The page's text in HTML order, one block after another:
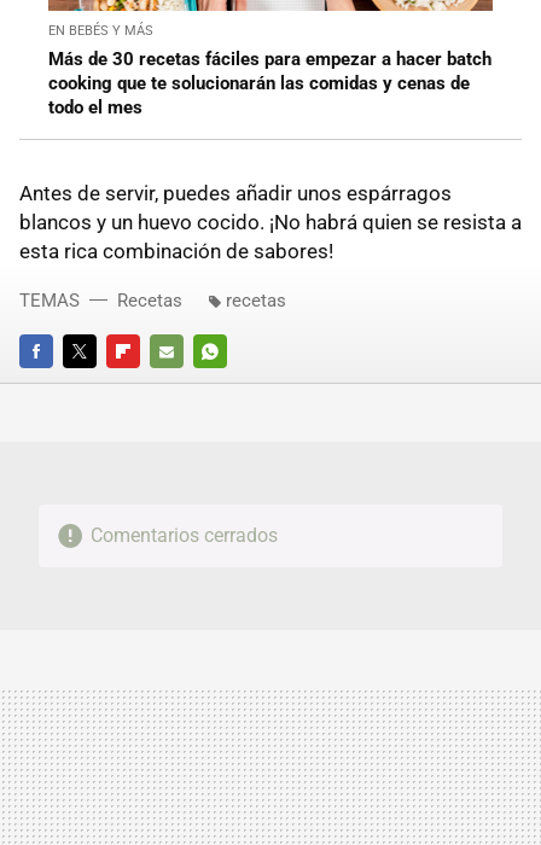
EN BEBÉS Y MÁS
Más de 30 recetas fáciles para empezar a hacer batch
cooking que te solucionarán las comidas y cenas de
todo el mes
Antes de servir, puedes añadir unos espárragos
blancos y un huevo cocido. ¡No habrá quien se resista a
esta rica combinación de sabores!
FACEBOOKTWITTERFLIPBOARD
E-
WHATSAPP
TEMAS Recetas recetas
Comentarios cerrados